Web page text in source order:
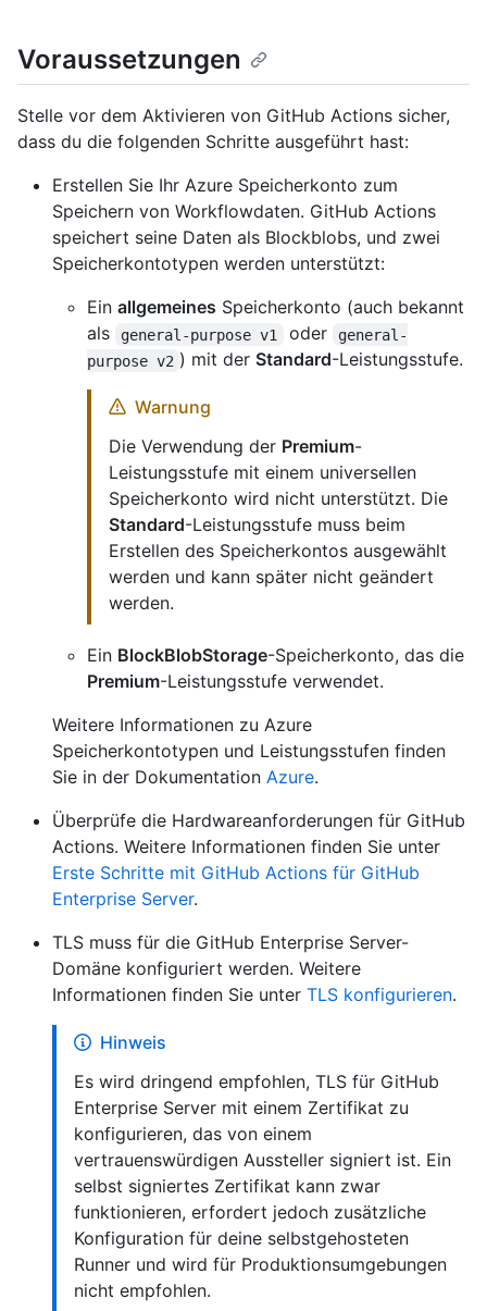
Voraussetzungen
Stelle vor dem Aktivieren von GitHub Actions sicher,
dass du die folgenden Schritte ausgeführt hast:
Erstellen Sie Ihr Azure Speicherkonto zum
Speichern von Workflowdaten. GitHub Actions
speichert seine Daten als Blockblobs, und zwei
Speicherkontotypen werden unterstützt:
Ein allgemeines Speicherkonto (auch bekannt
als
general-purpose v1 oder
general-
purpose v2 ) mit der Standard-Leistungsstufe.
Warnung
Die Verwendung der Premium-
Leistungsstufe mit einem universellen
Speicherkonto wird nicht unterstützt. Die
Standard-Leistungsstufe muss beim
Erstellen des Speicherkontos ausgewählt
werden und kann später nicht geändert
werden.
Ein BlockBlobStorage-Speicherkonto, das die
Premium-Leistungsstufe verwendet.
Weitere Informationen zu Azure
Speicherkontotypen und Leistungsstufen finden
Sie in der Dokumentation Azure.
Überprüfe die Hardwareanforderungen für GitHub
Actions. Weitere Informationen finden Sie unter
Erste Schritte mit GitHub Actions für GitHub
Enterprise Server.
TLS muss für die GitHub Enterprise Server-
Domäne konfiguriert werden. Weitere
Informationen finden Sie unter TLS konfigurieren.
Hinweis
Es wird dringend empfohlen, TLS für GitHub
Enterprise Server mit einem Zertifikat zu
konfigurieren, das von einem
vertrauenswürdigen Aussteller signiert ist. Ein
selbst signiertes Zertifikat kann zwar
funktionieren, erfordert jedoch zusätzliche
Konfiguration für deine selbstgehosteten
Runner und wird für Produktionsumgebungen
nicht empfohlen.